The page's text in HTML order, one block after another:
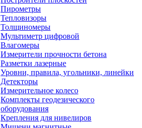
Пирометры
Тепловизоры
Толщиномеры
Мультиметр цифровой
Влагомеры
Измерители прочности бетона
Разметки лазерные
Уровни, правила, угольники, линейки
Детекторы
Измерительное колесо
Комплекты геодезического
оборудования
Крепления для нивелиров